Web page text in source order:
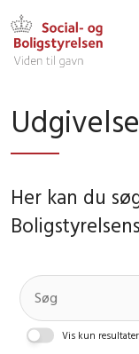
Her kan du
Vis kun